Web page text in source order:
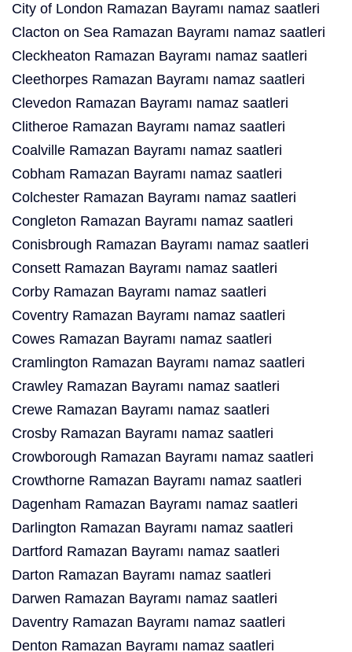
City of London Ramazan Bayramı namaz saatleri
Clacton on Sea Ramazan Bayramı namaz saatleri
Cleckheaton Ramazan Bayramı namaz saatleri
Cleethorpes Ramazan Bayramı namaz saatleri
Clevedon Ramazan Bayramı namaz saatleri
Clitheroe Ramazan Bayramı namaz saatleri
Coalville Ramazan Bayramı namaz saatleri
Cobham Ramazan Bayramı namaz saatleri
Colchester Ramazan Bayramı namaz saatleri
Congleton Ramazan Bayramı namaz saatleri
Conisbrough Ramazan Bayramı namaz saatleri
Consett Ramazan Bayramı namaz saatleri
Corby Ramazan Bayramı namaz saatleri
Coventry Ramazan Bayramı namaz saatleri
Cowes Ramazan Bayramı namaz saatleri
Cramlington Ramazan Bayramı namaz saatleri
Crawley Ramazan Bayramı namaz saatleri
Crewe Ramazan Bayramı namaz saatleri
Crosby Ramazan Bayramı namaz saatleri
Crowborough Ramazan Bayramı namaz saatleri
Crowthorne Ramazan Bayramı namaz saatleri
Dagenham Ramazan Bayramı namaz saatleri
Darlington Ramazan Bayramı namaz saatleri
Dartford Ramazan Bayramı namaz saatleri
Darton Ramazan Bayramı namaz saatleri
Darwen Ramazan Bayramı namaz saatleri
Daventry Ramazan Bayramı namaz saatleri
Denton Ramazan Bayramı namaz saatleri